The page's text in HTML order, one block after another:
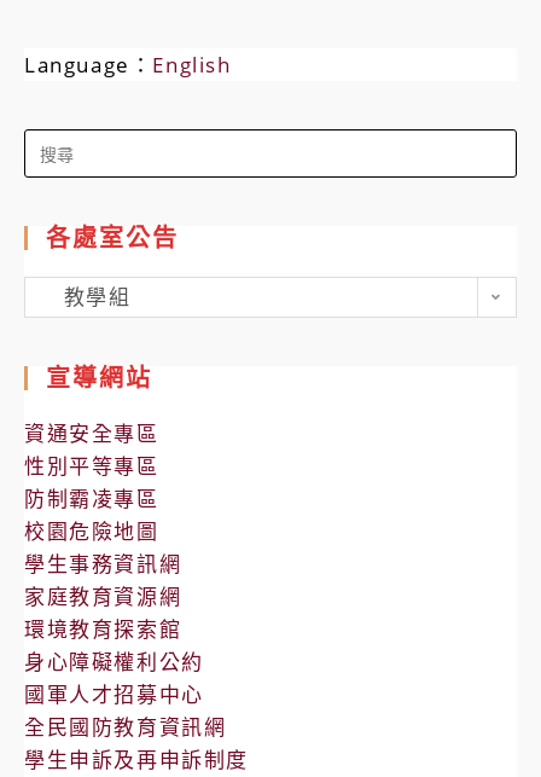
Language： English
Search
for:
各處室公告
處
公
告
教學組
宣導網站
資通安全專區
性別平等專區
防制霸凌專區
校園危險地圖
學生事務資訊網
家庭教育資源網
環境教育探索館
身心障礙權利公約
國軍人才招募中心
全民國防教育資訊網
學生申訴及再申訴制度